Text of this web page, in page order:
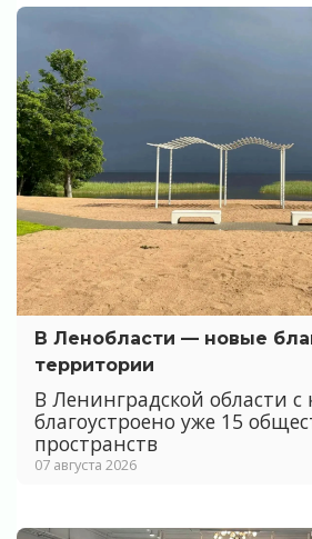
В Ленобласти — новые
территории
В Ленинградской области с
благоустроено уже 15
пространств
07 августа 2026